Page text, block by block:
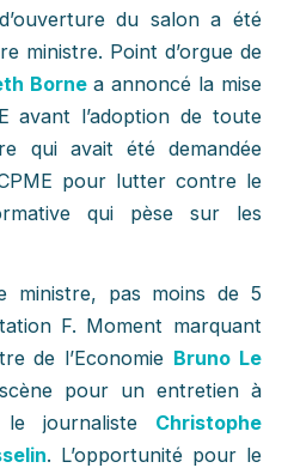
du salon a été
ministre. Point d’orgue de
Bornea annoncé la mise
avant l’adoption de toute
qui avait été demandée
pour lutter contre le
qui pèse sur les
ministre, pas moins de 5
F. Moment marquant
de l’Economie Bruno Le
pour un entretien à
journaliste Christophe
. L’opportunité pour le